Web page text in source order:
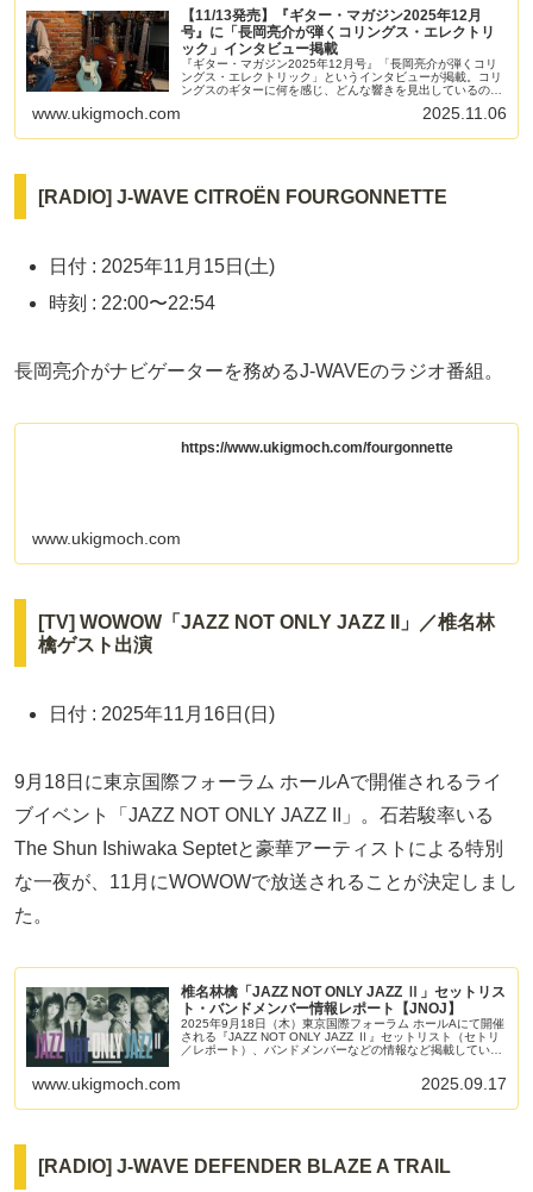
【11/13発売】『ギター・マガジン2025年12月
号』に「長岡亮介が弾くコリングス・エレクトリ
ック」インタビュー掲載
『ギター・マガジン2025年12月号』「長岡亮介が弾くコリ
ングス・エレクトリック」というインタビューが掲載。コリ
ングスのギターに何を感じ、どんな響きを見出しているの
www.ukigmoch.com 2025.11.06
[RADIO] J-WAVE CITROËN FOURGONNETTE
日付 : 2025年11月15日(土)
時刻 : 22:00〜22:54
長岡亮介がナビゲーターを務めるJ-WAVEのラジオ番組。
https://www.ukigmoch.com/fourgonnette
www.ukigmoch.com
[TV] WOWOW「JAZZ NOT ONLY JAZZ II」／椎名林
檎ゲスト出演
日付 : 2025年11月16日(日)
9月18日に東京国際フォーラム ホールAで開催されるライ
ブイベント「JAZZ NOT ONLY JAZZ II」。石若駿率いる
The Shun Ishiwaka Septetと豪華アーティストによる特別
な一夜が、11月にWOWOWで放送されることが決定しまし
た。
椎名林檎「JAZZ NOT ONLY JAZZ Ⅱ」セットリス
ト・バンドメンバー情報レポート【JNOJ】
2025年9月18日（木）東京国際フォーラム ホールAにて開催
される『JAZZ NOT ONLY JAZZ Ⅱ』セットリスト（セトリ
／レポート）、バンドメンバーなどの情報など掲載していま
www.ukigmoch.com 2025.09.17
[RADIO] J-WAVE DEFENDER BLAZE A TRAIL